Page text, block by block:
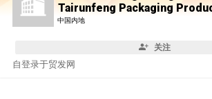
Tairunfeng Packaging
中国内地
关注
自登录于贸发网